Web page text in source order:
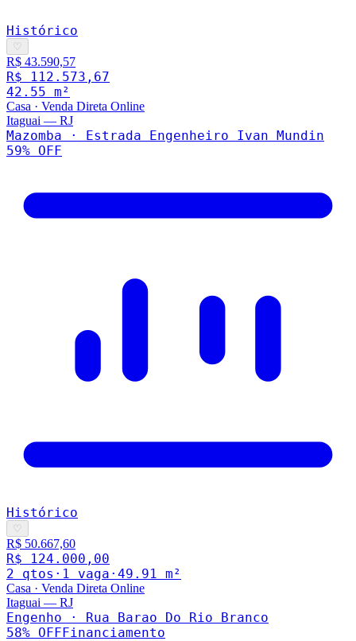
Histórico
♡
R$ 43.590,57
R$ 112.573,67
42.55 m²
Casa · Venda Direta Online
Itaguai — RJ
Mazomba · Estrada Engenheiro Ivan Mundin
59% OFF
Histórico
♡
R$ 50.667,60
R$ 124.000,00
2 qtos · 1 vaga · 49.91 m²
Casa · Venda Direta Online
Itaguai — RJ
Engenho · Rua Barao Do Rio Branco
58% OFFFinanciamento